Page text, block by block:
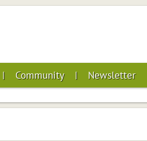
Community Newsletter